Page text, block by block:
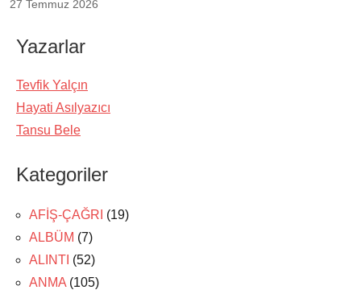
27 Temmuz 2026
Yazarlar
Tevfik Yalçın
Hayati Asılyazıcı
Tansu Bele
Kategoriler
AFİŞ-ÇAĞRI (19)
ALBÜM (7)
ALINTI (52)
ANMA (105)